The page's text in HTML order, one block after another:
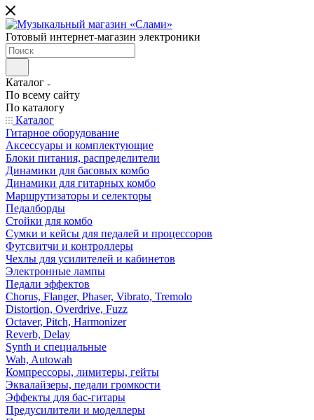
Готовый интернет-магазин электроники
Каталог
По всему сайту
По каталогу
Каталог
Гитарное оборудование
Аксессуары и комплектующие
Блоки питания, распределители
Динамики для басовых комбо
Динамики для гитарных комбо
Маршрутизаторы и селекторы
Педалборды
Стойки для комбо
Сумки и кейсы для педалей и процессоров
Футсвитчи и контроллеры
Чехлы для усилителей и кабинетов
Электронные лампы
Педали эффектов
Chorus, Flanger, Phaser, Vibrato, Tremolo
Distortion, Overdrive, Fuzz
Octaver, Pitch, Harmonizer
Reverb, Delay
Synth и специальные
Wah, Autowah
Компрессоры, лимитеры, гейты
Эквалайзеры, педали громкости
Эффекты для бас-гитары
Предусилители и моделлеры